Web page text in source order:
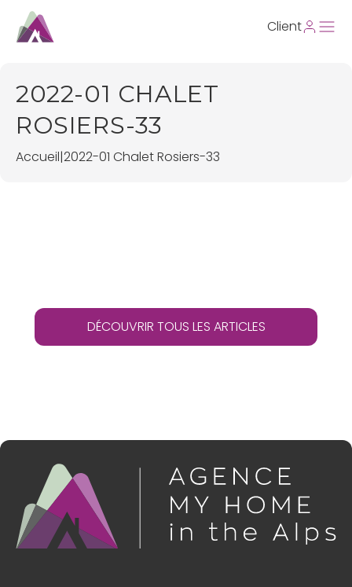
Client
2022-01 CHALET
ROSIERS-33
Accueil|2022-01 Chalet Rosiers-33
DÉCOUVRIR TOUS LES ARTICLES